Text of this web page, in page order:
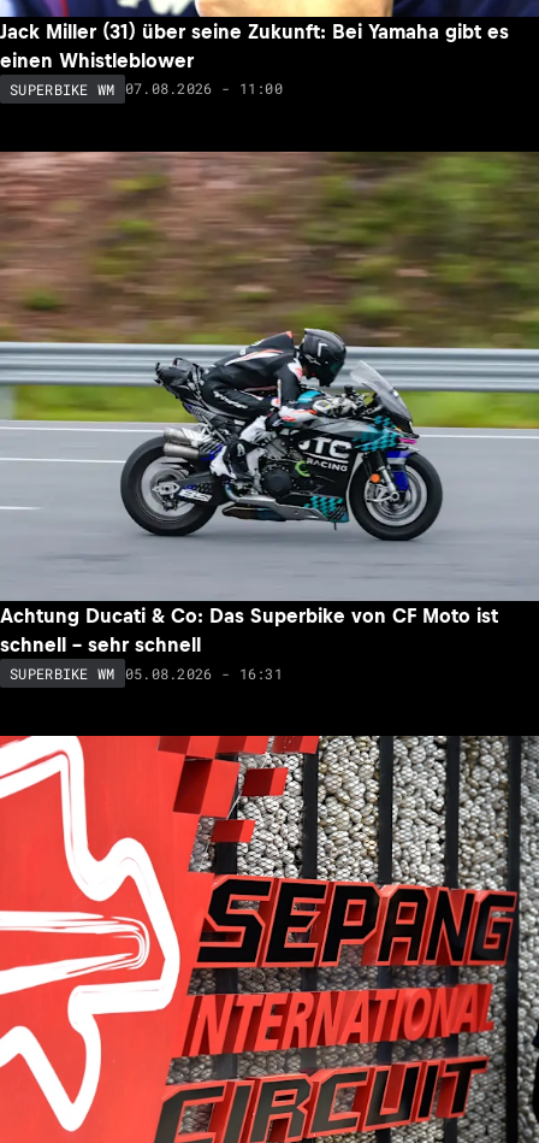
Jack Miller (31) über seine Zukunft: Bei Yamaha gibt es
einen Whistleblower
SUPERBIKE WM 07.08.2026 - 11:00
Achtung Ducati & Co: Das Superbike von CF Moto ist
schnell – sehr schnell
SUPERBIKE WM 05.08.2026 - 16:31